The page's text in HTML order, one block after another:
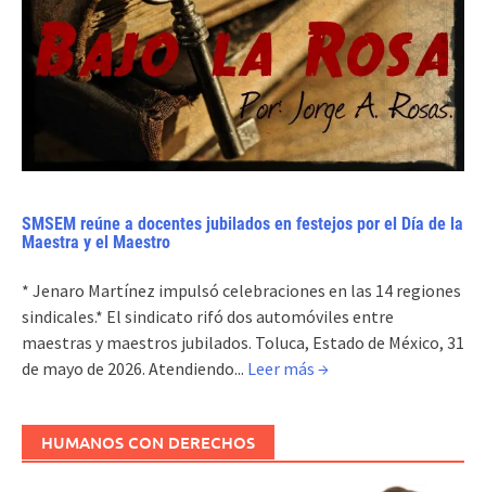
SMSEM reúne a docentes jubilados en festejos por el Día de la
Maestra y el Maestro
* Jenaro Martínez impulsó celebraciones en las 14 regiones
sindicales.* El sindicato rifó dos automóviles entre
maestras y maestros jubilados. Toluca, Estado de México, 31
de mayo de 2026. Atendiendo... Leer más →
HUMANOS CON DERECHOS